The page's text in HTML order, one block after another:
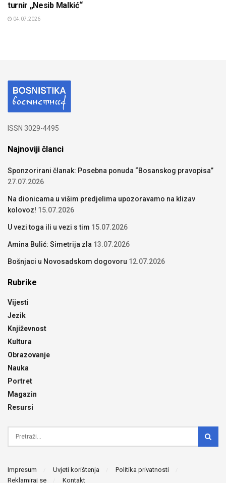
turnir „Nesib Malkić“
04.07.2026
ISSN 3029-4495
Najnoviji članci
Sponzorirani članak: Posebna ponuda “Bosanskog pravopisa”
27.07.2026
Na dionicama u višim predjelima upozoravamo na klizav
kolovoz! 15.07.2026
U vezi toga ili u vezi s tim 15.07.2026
Amina Bulić: Simetrija zla 13.07.2026
Bošnjaci u Novosadskom dogovoru 12.07.2026
Rubrike
Vijesti
Jezik
Književnost
Kultura
Obrazovanje
Nauka
Portret
Magazin
Resursi
Impresum Uvjeti korištenja
Politika privatnosti
Reklamiraj se
Kontakt